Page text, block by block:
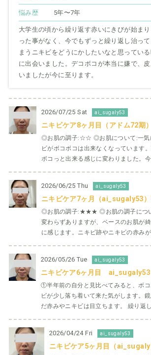
悩み歴 5年〜7年
大学生の頃から繰り返す赤いにきびが始ま
った事がなく、今でもずっと繰り返し治っ
まうニキビをどうにかしたいなと思ってい
に出会いました。デコボコが本当に嫌で、
いましたが今に至ります。
2026/07/25 Sat ai_sugaly53
ニキビケア8ヶ月目（アドム72期）
◎お肌の調子:☆☆ ◎お肌について:一気
ビがボコボコは出来なくなっています
ボコっと出来る感じに変わりました。
2026/06/25 Thu ai_sugaly53
ニキビケア7ヶ月（ai_sugaly53
◎お肌の調子:★★★ ◎お肌の調子につ
変わらずありますが、ベースのお肌が
に感じます。ニキビ跡やニキビの赤み
2026/05/26 Tue ai_sugaly53
ニキビケア6ヶ月目 ai_sugaly53
①半年前の自分と見比べてみると、ボ
ビが少し落ち着いて来た気がします。
だ赤みやニキビは目立ちます。 繰り返
2026/04/24 Fri ai_sugaly53
ニキビケア5ヶ月目（ai_sugaly